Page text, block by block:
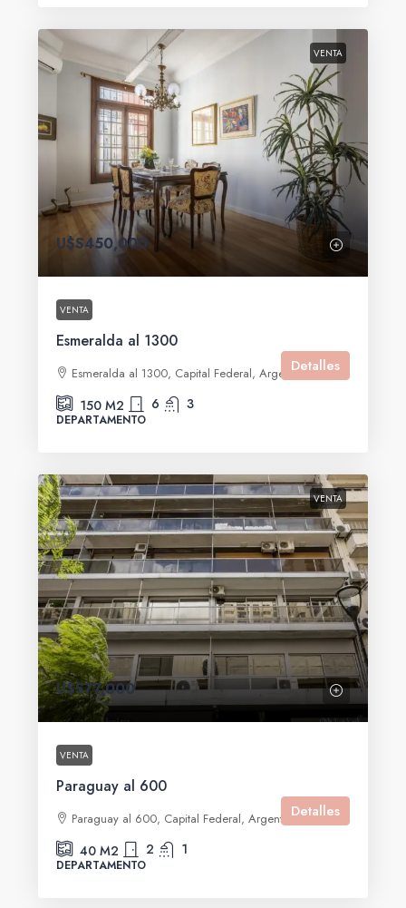
VENTA
U$S450,000
VENTA
Esmeralda al 1300
Esmeralda al 1300, Capital Federal, Argentina
150 M2 6 3
DEPARTAMENTO
Detalles
VENTA
U$S77,000
VENTA
Paraguay al 600
Paraguay al 600, Capital Federal, Argentina
40 M2 2 1
DEPARTAMENTO
Detalles